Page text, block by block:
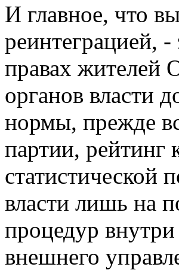
И главное, что
реинтеграцией,
правах жителей
органов власти
нормы, прежде
партии, рейтинг
статистической
власти лишь на
процедур
внешнего